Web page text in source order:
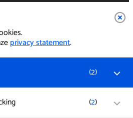
privacy statement.
(2)
(2)